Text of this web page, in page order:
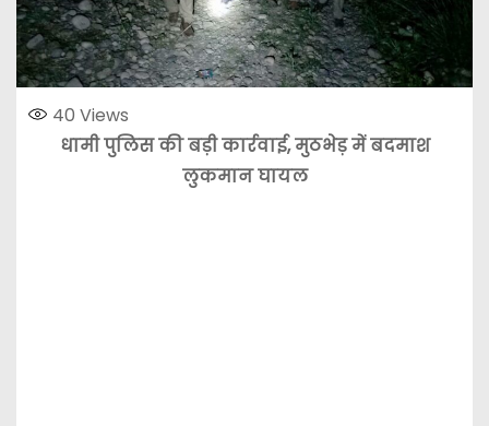
40 Views
धामी पुलिस की बड़ी कार्रवाई, मुठभेड़ में बदमाश
लुकमान घायल